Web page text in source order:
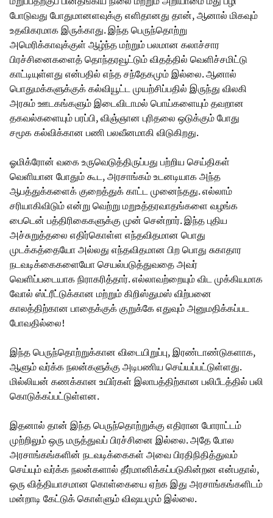
போடுவது போதுமானளவுக்கு எளிதானது தான், ஆனால் மிகவும்
உதவிகரமாக இருக்காது. இந்த பெருந்தொற்று
அமெரிக்காவுக்குள் ஆழ்ந்த மற்றும் பலமான கலாச்சார
பிரச்சினைகளைத் தொந்தரவூட்டும் விதத்தில் வெளிச்சமிட்டு
காட்டியுள்ளது என்பதில் எந்த சந்தேகமும் இல்லை. ஆனால்
பொதுமக்களுக்குக் கல்வியூட்ட முயற்சிப்பதில் இருந்து விலகி
அரசும் ஊடகங்களும் இடைவிடாமல் பொய்களையும் தவறான
தகவல்களையும் பரப்பி, விஞ்ஞான புரிதலை ஒடுக்கும் போது
சமூக கல்விக்கான பணி பலவீனமாகி விடுகிறது.
ஓமிக்ரோன் வகை உருவெடுத்திருப்பது பற்றிய செய்திகள்
வெளியான போதும் கூட, அரசாங்கம் உடனடியாக அந்த
ஆபத்துக்களைக் குறைத்துக் காட்ட முனைந்தது. எல்லாம்
சரியாகிவிடும் என்று வெற்று மறுஉத்தரவாதங்களை வழங்க
பைடென் பத்திரிகைகளுக்கு முன் சென்றார். இந்த புதிய
அச்சுறுத்தலை எதிர்கொள்ள எந்தவிதமான பொது
முடக்கத்தையோ அல்லது எந்தவிதமான பிற பொது சுகாதார
நடவடிக்கைகளையோ செயல்படுத்துவதை அவர்
வெளிப்படையாக நிராகரித்தார். எல்லாவற்றையும் விட முக்கியமாக
வோல் ஸ்ட்ரீட்டுக்கான மற்றும் கிறிஸ்துமஸ் விற்பனை
காலத்திற்கான பாதைக்குக் குறுக்கே எதுவும் அனுமதிக்கப்பட
போவதில்லை!
இந்த பெருந்தொற்றுக்கான விடையிறுப்பு, இரண்டாண்டுகளாக,
ஆளும் வர்க்க நலன்களுக்கு அடிபணிய செய்யப்பட்டுள்ளது.
மில்லியன் கணக்கான உயிர்கள் இலாபத்திற்கான பலிபீடத்தில் பலி
கொடுக்கப்பட்டுள்ளன.
இதனால் தான் இந்த பெருந்தொற்றுக்கு எதிரான போராட்டம்
முற்றிலும் ஒரு மருத்துவப் பிரச்சினை இல்லை. அதே போல
அரசாங்கங்களின் நடவடிக்கைகள் அவை பிரதிநிதித்துவம்
செய்யும் வர்க்க நலன்களால் தீர்மானிக்கப்படுகின்றன என்பதால்,
ஒரு வித்தியாசமான கொள்கையை ஏற்க இது அரசாங்கங்களிடம்
மன்றாடி கேட்டுக் கொள்ளும் விஷயமும் இல்லை.